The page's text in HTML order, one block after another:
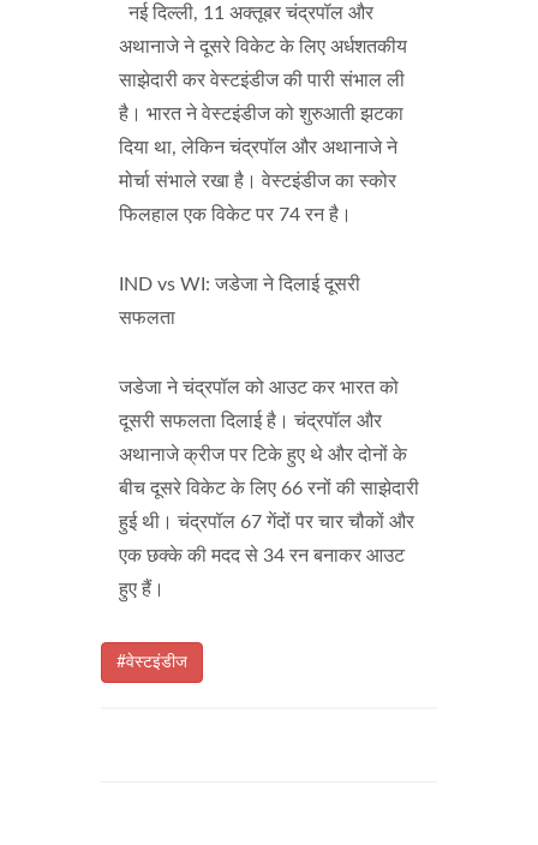
नई दिल्ली, 11 अक्तूबर चंद्रपॉल और
अथानाजे ने दूसरे विकेट के लिए अर्धशतकीय
साझेदारी कर वेस्टइंडीज की पारी संभाल ली
है। भारत ने वेस्टइंडीज को शुरुआती झटका
दिया था, लेकिन चंद्रपॉल और अथानाजे ने
मोर्चा संभाले रखा है। वेस्टइंडीज का स्कोर
फिलहाल एक विकेट पर 74 रन है।
IND vs WI: जडेजा ने दिलाई दूसरी
सफलता
जडेजा ने चंद्रपॉल को आउट कर भारत को
दूसरी सफलता दिलाई है। चंद्रपॉल और
अथानाजे क्रीज पर टिके हुए थे और दोनों के
बीच दूसरे विकेट के लिए 66 रनों की साझेदारी
हुई थी। चंद्रपॉल 67 गेंदों पर चार चौकों और
एक छक्के की मदद से 34 रन बनाकर आउट
हुए हैं।
#वेस्टइंडीज